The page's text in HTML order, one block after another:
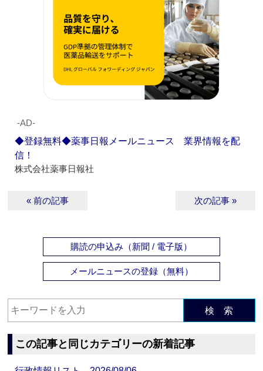
‐AD‐
◆登録無料◆薬事日報メールニュース 業界情報を配
信！
株式会社薬事日報社
« 前の記事 次の記事 »
購読の申込み（新聞 / 電子版）
メールニュースの登録（無料）
検 索
この記事と同じカテゴリーの新着記事